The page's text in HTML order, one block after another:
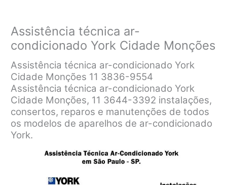
Assistência técnica ar-
condicionado York Cidade Monções
Assistência técnica ar-condicionado York
Cidade Monções 11 3836-9554
Assistência técnica ar-condicionado York
Cidade Monções, 11 3644-3392 instalações,
consertos, reparos e manutenções de todos
os modelos de aparelhos de ar-condicionado
York.